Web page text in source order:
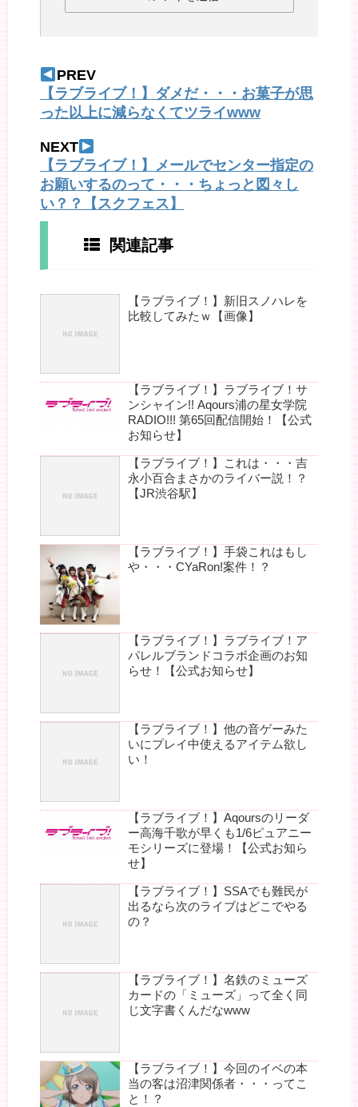
PREV
【ラブライブ！】ダメだ・・・お菓子が思
った以上に減らなくてツライwww
NEXT
【ラブライブ！】メールでセンター指定の
お願いするのって・・・ちょっと図々し
い？？【スクフェス】
関連記事
【ラブライブ！】新旧スノハレを
比較してみたｗ【画像】
【ラブライブ！】ラブライブ！サ
ンシャイン!! Aqours浦の星女学院
RADIO!!! 第65回配信開始！【公式
お知らせ】
【ラブライブ！】これは・・・吉
永小百合まさかのライバー説！？
【JR渋谷駅】
【ラブライブ！】手袋これはもし
や・・・CYaRon!案件！？
【ラブライブ！】ラブライブ！ア
パレルブランドコラボ企画のお知
らせ！【公式お知らせ】
【ラブライブ！】他の音ゲーみた
いにプレイ中使えるアイテム欲し
い！
【ラブライブ！】Aqoursのリーダ
ー高海千歌が早くも1/6ピュアニー
モシリーズに登場！【公式お知ら
せ】
【ラブライブ！】SSAでも難民が
出るなら次のライブはどこでやる
の？
【ラブライブ！】名鉄のミューズ
カードの「ミューズ」って全く同
じ文字書くんだなwww
【ラブライブ！】今回のイベの本
当の客は沼津関係者・・・ってこ
と！？